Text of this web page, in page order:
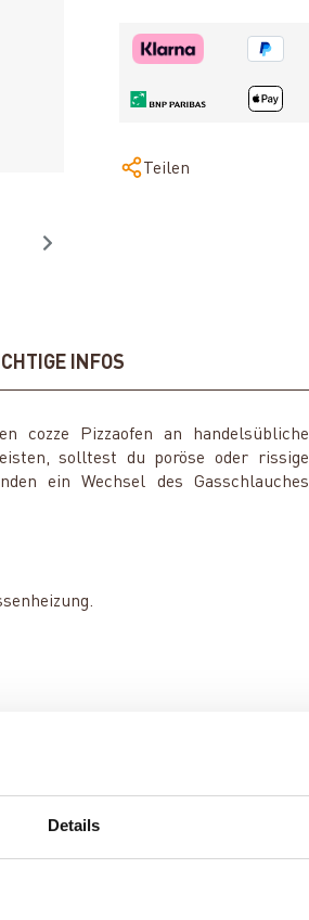
Details
Teilen
INFOS
cozze Pizzaofen an handelsübliche
solltest du poröse oder rissige
ein Wechsel des Gasschlauches